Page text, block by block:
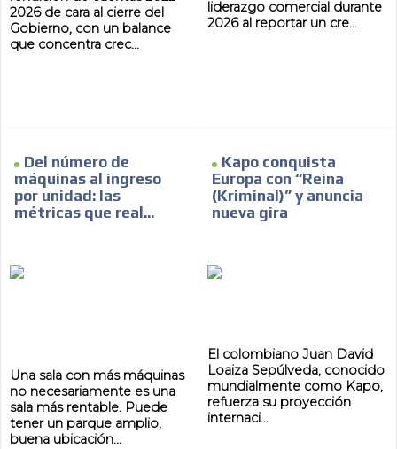
2026 de cara al cierre del
Gobierno, con un balance
que concentra crec...
liderazgo comercial durante
2026 al reportar un cre...
Del número de
máquinas al ingreso
por unidad: las
métricas que real...
Una sala con más máquinas
no necesariamente es una
sala más rentable. Puede
tener un parque amplio,
buena ubicación...
Kapo conquista
Europa con “Reina
(Kriminal)” y anuncia
nueva gira
El colombiano Juan David
Loaiza Sepúlveda, conocido
mundialmente como Kapo,
refuerza su proyección
internaci...
ADVERTISEMENT